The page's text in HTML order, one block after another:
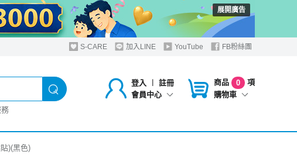
展開廣告
S-CARE 加入LINE YouTube FB粉絲團
登入 ︱
註冊
會員中心
商品 0
項
購物車
務
)(黑色)